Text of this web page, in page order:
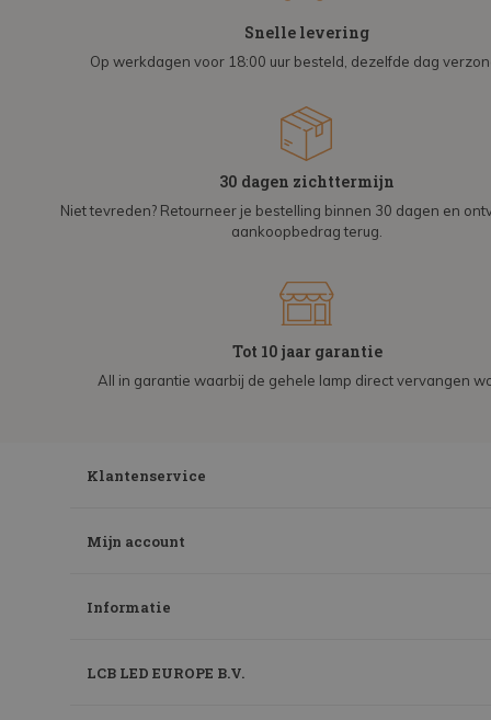
Snelle levering
Op werkdagen voor 18:00 uur besteld, dezelfde dag
30 dagen zichttermijn
Niet tevreden? Retourneer je bestelling binnen 30 dagen en
aankoopbedrag terug.
Tot 10 jaar garantie
All in garantie waarbij de gehele lamp direct vervangen
Klantenservice
Mijn account
Informatie
LCB LED EUROPE B.V.